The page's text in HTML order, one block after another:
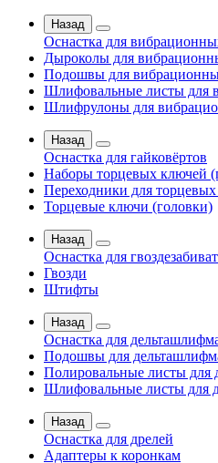
Назад
Оснастка для
Дыроколы для
Подошвы для
Шлифовальные листы
Шлифрулоны для
Назад
Оснастка для гайковёртов
Наборы торцевых ключей
Переходники для
Торцевые ключи (головки)
Назад
Оснастка для
Гвозди
Штифты
Назад
Оснастка для
Подошвы для
Полировальные листы для
Шлифовальные листы для
Назад
Оснастка для дрелей
Адаптеры к коронкам